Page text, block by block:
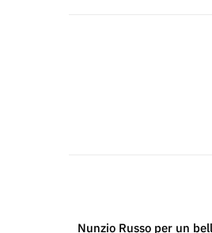
Nunzio Russo per un